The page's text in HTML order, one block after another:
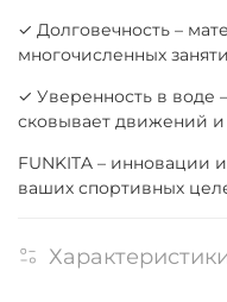
✓ Долговечность –
многочисленных
✓ Уверенность в воде
сковывает движений
FUNKITA – инновации
ваших спортивных